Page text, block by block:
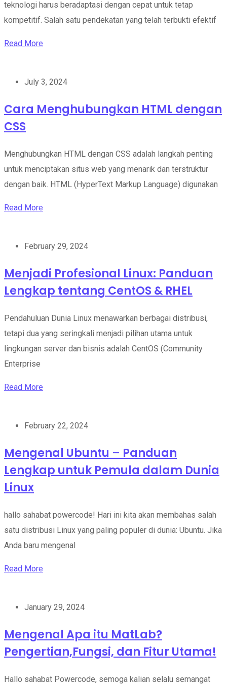
teknologi harus beradaptasi dengan cepat untuk tetap
kompetitif. Salah satu pendekatan yang telah terbukti efektif
Read More
July 3, 2024
Cara Menghubungkan HTML dengan
CSS
Menghubungkan HTML dengan CSS adalah langkah penting
untuk menciptakan situs web yang menarik dan terstruktur
dengan baik. HTML (HyperText Markup Language) digunakan
Read More
February 29, 2024
Menjadi Profesional Linux: Panduan
Lengkap tentang CentOS & RHEL
Pendahuluan Dunia Linux menawarkan berbagai distribusi,
tetapi dua yang seringkali menjadi pilihan utama untuk
lingkungan server dan bisnis adalah CentOS (Community
Enterprise
Read More
February 22, 2024
Mengenal Ubuntu – Panduan
Lengkap untuk Pemula dalam Dunia
Linux
hallo sahabat powercode! Hari ini kita akan membahas salah
satu distribusi Linux yang paling populer di dunia: Ubuntu. Jika
Anda baru mengenal
Read More
January 29, 2024
Mengenal Apa itu MatLab?
Pengertian,Fungsi, dan Fitur Utama!
Hallo sahabat Powercode, semoga kalian selalu semangat